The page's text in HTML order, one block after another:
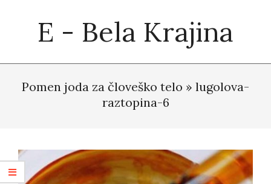
E - Bela Krajina
NavigationPomen joda za človeško telo » lugolova-
raztopina-6